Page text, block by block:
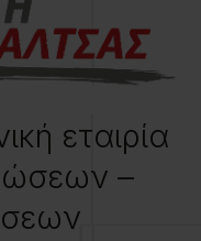
εταιρία
–